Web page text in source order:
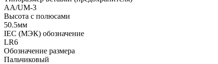
AA/UM-3
Высота с полюсами
50.5мм
IEC (МЭК) обозначение
LR6
Обозначение размера
Пальчиковый